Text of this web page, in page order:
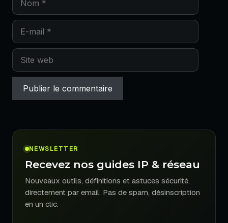
E-
mail
Site
web
NEWSLETTER
Recevez nos guides IP & réseau
Nouveaux outils, définitions et astuces sécurité,
directement par email. Pas de spam, désinscription
en un clic.